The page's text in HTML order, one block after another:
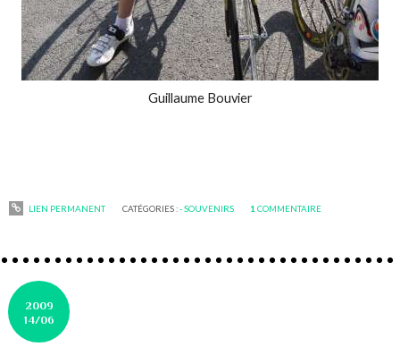
Guillaume Bouvier
LIEN PERMANENT CATÉGORIES :- SOUVENIRS 1 COMMENTAIRE
2009
14/06